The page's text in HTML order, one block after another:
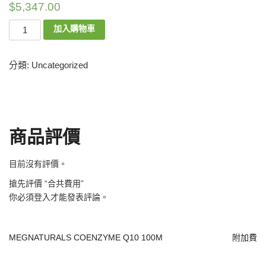
$5,347.00
加入購物車
分類: Uncategorized
商品評價
目前沒有評價。
搶先評價 “合共費用”
你必須登入 才能發表評論。
MEGNATURALS COENZYME Q10 100M 附加費